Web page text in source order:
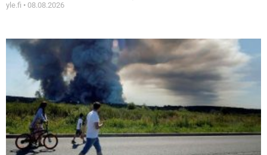
yle.fi 08.08.2026